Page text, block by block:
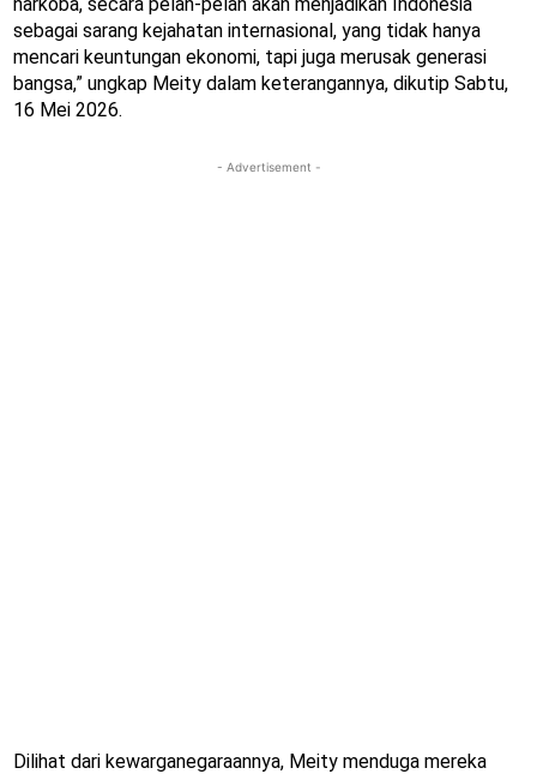
sebagai sarang kejahatan internasional, yang tidak hanya
mencari keuntungan ekonomi, tapi juga merusak generasi
bangsa,” ungkap Meity dalam keterangannya, dikutip Sabtu,
16 Mei 2026.
- Advertisement -
Dilihat dari kewarganegaraannya, Meity menduga mereka